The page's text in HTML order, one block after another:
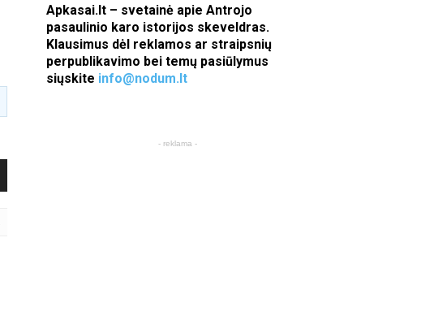
Apkasai.lt – svetainė apie Antrojo
pasaulinio karo istorijos skeveldras.
Klausimus dėl reklamos ar straipsnių
perpublikavimo bei temų pasiūlymus
siųskite info@nodum.lt
- reklama -